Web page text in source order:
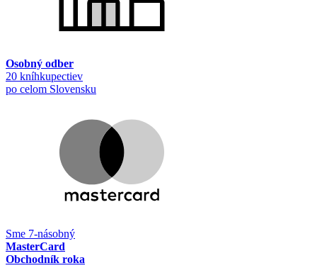
Osobný odber
20 kníhkupectiev
po celom Slovensku
Sme 7-násobný
MasterCard
Obchodník roka